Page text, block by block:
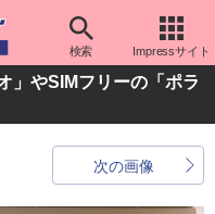
検索 Impressサイト
」やSIMフリーの「ポラ
次の画像